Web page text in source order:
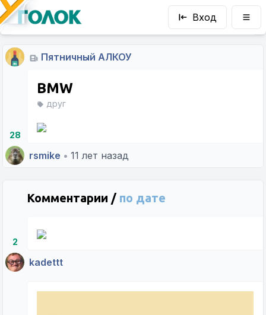
Вход
Пятничный АЛКОУ
28
BMW
друг
rsmike • 11 лет назад
Комментарии / по дате
2
kadettt